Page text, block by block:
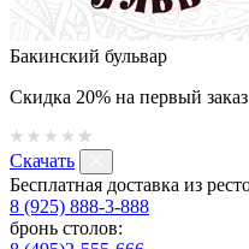
Бакинский бульвар
Скидка 20% на первый
Скачать
Бесплатная доставка из
8 (925) 888-3-888
бронь столов: